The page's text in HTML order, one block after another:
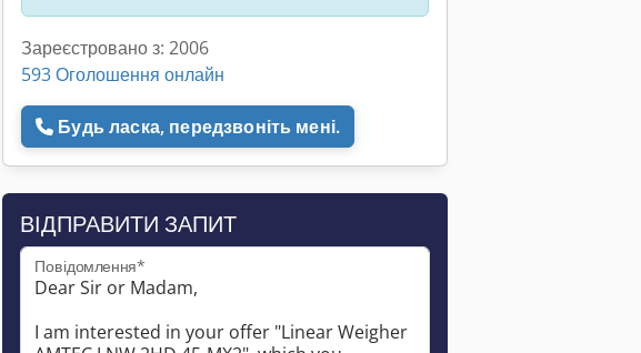
Запросити більше зображень
Зареєстровано з: 2006
593 Оголошення онлайн
Будь ласка, передзвоніть мені.
ВІДПРАВИТИ ЗАПИТ
Повідомлення*